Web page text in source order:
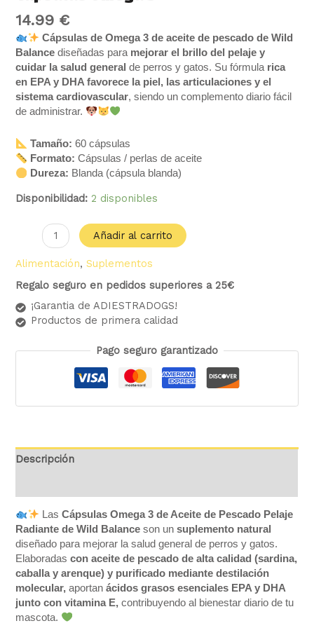
14.99 €
Cápsulas de Omega 3 de aceite de pescado de Wild
Balance diseñadas para mejorar el brillo del pelaje y
cuidar la salud general de perros y gatos. Su fórmula rica
en EPA y DHA favorece la piel, las articulaciones y el
sistema cardiovascular, siendo un complemento diario fácil
de administrar.
Tamaño: 60 cápsulas
Formato: Cápsulas / perlas de aceite
Dureza: Blanda (cápsula blanda)
Disponibilidad: 2 disponibles
Añadir al carrito
Alimentación,Suplementos
Regalo seguro en pedidos superiores a 25€
¡Garantia de ADIESTRADOGS!
Productos de primera calidad
Pago seguro garantizado
Descripción
Las Cápsulas Omega 3 de Aceite de Pescado Pelaje
Radiante de Wild Balance son unsuplemento natural
diseñado para mejorar la salud general de perros y gatos.
Elaboradascon aceite de pescado de alta calidad (sardina,
caballa y arenque) y purificado mediante destilación
molecular, aportanácidos grasos esenciales EPA y DHA
junto con vitamina E, contribuyendo al bienestar diario de tu
mascota.